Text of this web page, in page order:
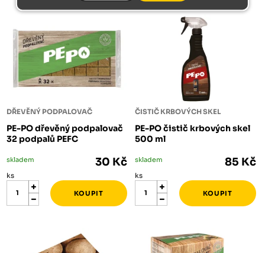
DŘEVĚNÝ PODPALOVAČ
PE-PO dřevěný podpalovač
32 podpalů PEFC
skladem 30 Kč
ks
ČISTIČ KRBOVÝCH SKEL
PE-PO čistič krbových skel
500 ml
skladem 85 Kč
ks